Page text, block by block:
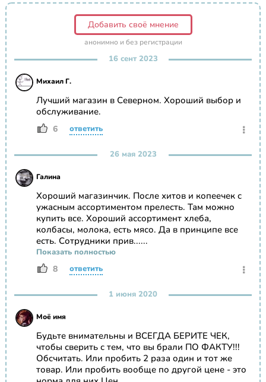
Добавить своё мнение
анонимно и без регистрации
16 сент 2023
Михаил Г.
Лучший магазин в Северном. Хороший выбор и
обслуживание.
6 ответить
26 мая 2023
Галина
Хороший магазинчик. После хитов и копеечек с
ужасным ассортиментом прелесть. Там можно
купить все. Хороший ассортимент хлеба,
колбасы, молока, есть мясо. Да в принципе все
есть. Сотрудники прив......
Показать полностью
8 ответить
1 июня 2020
Моё имя
Будьте внимательны и ВСЕГДА БЕРИТЕ ЧЕК,
чтобы сверить с тем, что вы брали ПО ФАКТУ!!!
Обсчитать. Или пробить 2 раза один и тот же
товар. Или пробить вообще по другой цене - это